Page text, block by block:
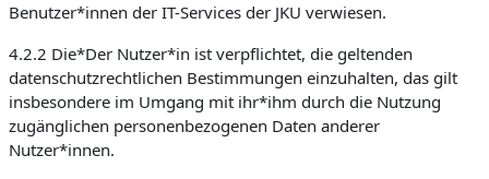
Benutzer*innen der IT-Services der JKU verwiesen.
4.2.2 Die*Der Nutzer*in ist verpflichtet, die geltenden
datenschutzrechtlichen Bestimmungen einzuhalten, das gilt
insbesondere im Umgang mit ihr*ihm durch die Nutzung
zugänglichen personenbezogenen Daten anderer
Nutzer*innen.